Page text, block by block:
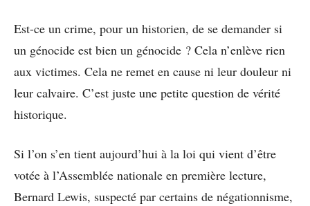
Est-ce un crime, pour un historien, de se demander si
un génocide est bien un génocide ? Cela n’enlève rien
aux victimes. Cela ne remet en cause ni leur douleur ni
leur calvaire. C’est juste une petite question de vérité
historique.
Si l’on s’en tient aujourd’hui à la loi qui vient d’être
votée à l’Assemblée nationale en première lecture,
Bernard Lewis, suspecté par certains de négationnisme,